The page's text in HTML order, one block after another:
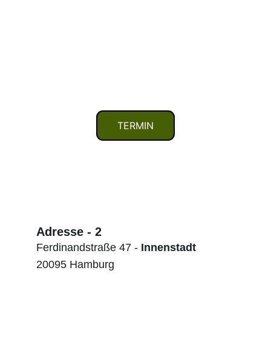
TERMIN
Adresse - 2
Ferdinandstraße 47 - Innenstadt
20095 Hamburg